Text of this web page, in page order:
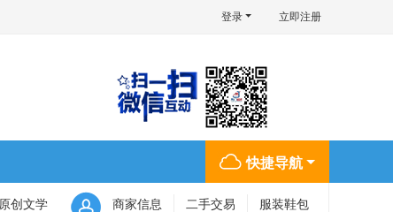
登录 立即注册
快捷导航
原创文学
商家信息 二手交易
服装鞋包